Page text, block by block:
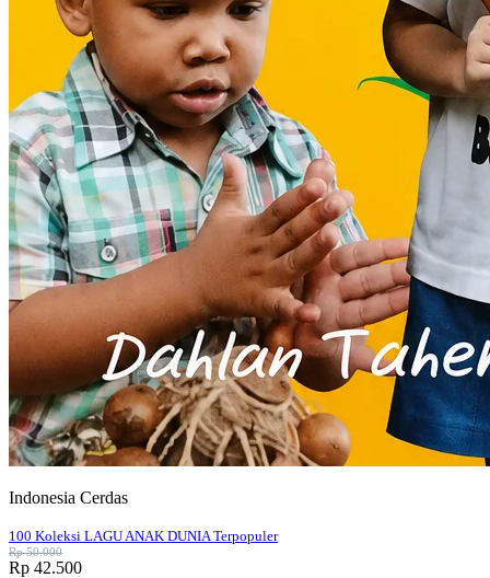
Indonesia Cerdas
100 Koleksi LAGU ANAK DUNIA Terpopuler
Rp 50.000
Rp 42.500